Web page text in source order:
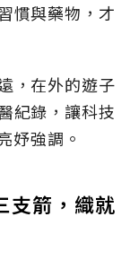
慣與藥物，才
，在外的遊子
紀錄，讓科技
妤強調。
支箭，織就